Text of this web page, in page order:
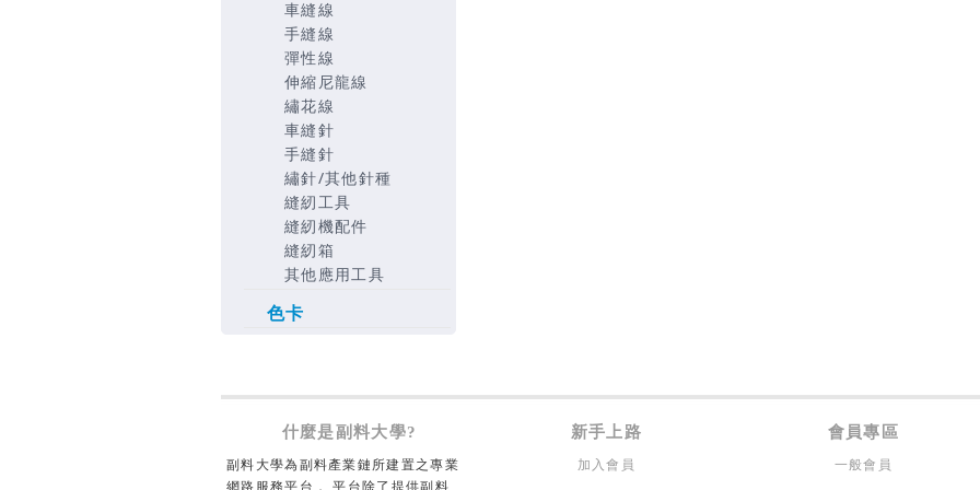
車縫線
手縫線
彈性線
伸縮尼龍線
繡花線
車縫針
手縫針
繡針/其他針種
縫紉工具
縫紉機配件
縫紉箱
其他應用工具
色卡
什麼是副料大學? 新手上路 會員專區
副料大學為副料產業鏈所建置之專業
網路服務平台， 平台除了提供副料
加入會員 一般會員